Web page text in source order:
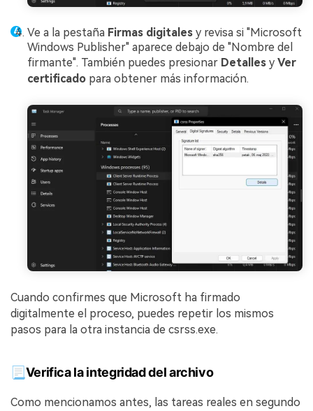
Ve a la pestaña Firmas digitales y revisa si "Microsoft
Windows Publisher" aparece debajo de "Nombre del
firmante". También puedes presionar Detalles y Ver
certificado para obtener más información.
Cuando confirmes que Microsoft ha firmado
digitalmente el proceso, puedes repetir los mismos
pasos para la otra instancia de csrss.exe.
📃Verifica la integridad del archivo
Como mencionamos antes, las tareas reales en segundo